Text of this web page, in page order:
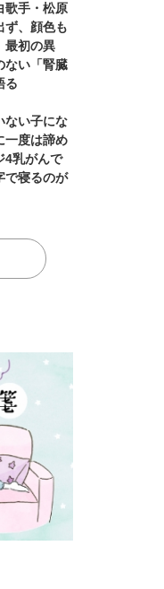
歌手・松原
ず、顔色も
最初の異
ない「腎臓
る
ない子にな
一度は諦め
4乳がんで
で寝るのが